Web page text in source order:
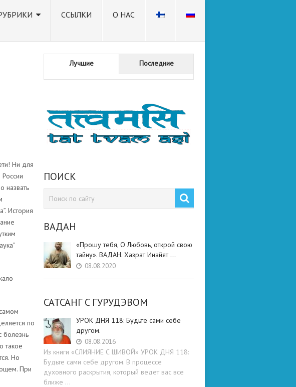
ССЫЛКИ О НАС
Ни для
назвать
История
по
болезнь
такое
Но
При
Лучшие Последние
ПОИСК
ВАДАН
«Прошу тебя, О Любовь, открой свою
тайну». ВАДАН. Хазрат Инайят …
08.08.2020
САТСАНГ C ГУРУДЭВОМ
УРОК ДНЯ 118: Будьте cами cебе
другом.
08.08.2016
Из книги «СЛИЯНИЕ С ШИВОЙ» УРОК ДНЯ 118:
Будьте cами cебе другом. В процессе
духовного раскрытия, который ведет вас все
ближе …